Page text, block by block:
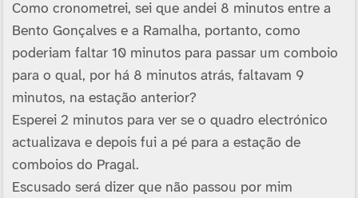
Como cronometrei, sei que andei 8 minutos entre a
Bento Gonçalves e a Ramalha, portanto, como
poderiam faltar 10 minutos para passar um comboio
para o qual, por há 8 minutos atrás, faltavam 9
minutos, na estação anterior?
Esperei 2 minutos para ver se o quadro electrónico
actualizava e depois fui a pé para a estação de
comboios do Pragal.
Escusado será dizer que não passou por mim